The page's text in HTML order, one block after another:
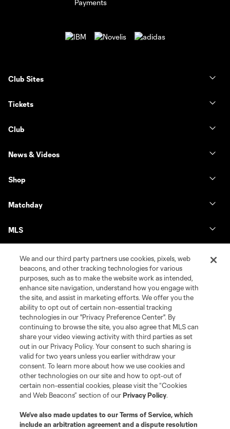
Club Sites
Tickets
Club
News & Videos
Shop
Matchday
MLS
Terms of Service
Privacy Policy
Do Not Sell or Share My Personal Information
Cookies Settings
©2026 MLS. The Major League Soccer and MLS name and shield are
registered trademarks of Major League Soccer, L.L.C. (“MLS”). The names
and logos of MLS teams are registered and/or common law trademarks of
MLS or are used with the permission of their owners. Any unauthorized use
is forbidden.
We and our third party partners use cookies, pixels, web
beacons, and other tracking technologies for various
purposes, such as to make the website work as intended,
enhance site navigation, understand how you engage with
the site, and assist in marketing efforts. We offer you the
ability to opt out of certain non-essential tracking
technologies in our "Privacy Preference Center". By
continuing to browse the site, you also agree that MLS can
share your video viewing activity with third parties as set
out in our Privacy Policy. Your consent to such sharing is
valid for two years unless you earlier withdraw your
consent. To learn more about how we use cookies and
other technologies on our site and how to opt-out of
certain non-essential cookies, please visit the “Cookies
and Web Beacons” section of ourPrivacy Policy.
We’ve also made updates to ourTerms of Service, which
include an arbitration agreement and a dispute resolution